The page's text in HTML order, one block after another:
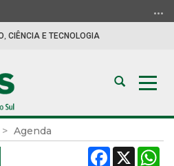
CIÊNCIA E TECNOLOGIA
Abrir
busca
Agenda
Facebook
X